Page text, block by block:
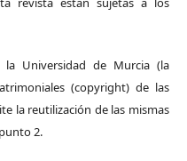
la Universidad de Murcia (la
(copyright) de las
la reutilización de las mismas
2.